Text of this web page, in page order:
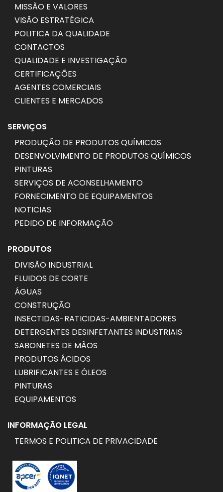
MISSÃO E VALORES
VISÃO ESTRATÉGICA
POLITICA DA QUALIDADE
CONTACTOS
QUALIDADE E INVESTIGAÇÃO
CERTIFICAÇÕES
AGENTES COMERCIAIS
CLIENTES E MERCADOS
SERVIÇOS
PRODUÇÃO DE PRODUTOS QUÍMICOS
DESENVOLVIMENTO DE PRODUTOS QUÍMICOS
PINTURAS
SERVIÇOS DE ACONSELHAMENTO
FORNECIMENTO DE EQUIPAMENTOS
NOTICIAS
PEDIDO DE INFORMAÇÃO
PRODUTOS
DIVISÃO INDUSTRIAL
FLUIDOS DE CORTE
ÁGUAS
CONSTRUÇÃO
INSECTIDAS-RATICIDAS-AMBIENTADORES
DETERGENTES DESINFETANTES INDUSTRIAIS
SABONETES DE MÃOS
PRODUTOS ÁCIDOS
LUBRIFICANTES E ÓLEOS
PINTURAS
EQUIPAMENTOS
INFORMAÇÃO LEGAL
TERMOS E POLITICA DE PRIVACIDADE